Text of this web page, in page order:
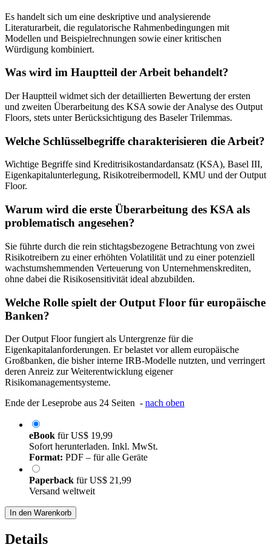
Es handelt sich um eine deskriptive und analysierende
Literaturarbeit, die regulatorische Rahmenbedingungen mit
Modellen und Beispielrechnungen sowie einer kritischen
Würdigung kombiniert.
Was wird im Hauptteil der Arbeit behandelt?
Der Hauptteil widmet sich der detaillierten Bewertung der ersten
und zweiten Überarbeitung des KSA sowie der Analyse des Output
Floors, stets unter Berücksichtigung des Baseler Trilemmas.
Welche Schlüsselbegriffe charakterisieren die Arbeit?
Wichtige Begriffe sind Kreditrisikostandardansatz (KSA), Basel III,
Eigenkapitalunterlegung, Risikotreibermodell, KMU und der Output
Floor.
Warum wird die erste Überarbeitung des KSA als
problematisch angesehen?
Sie führte durch die rein stichtagsbezogene Betrachtung von zwei
Risikotreibern zu einer erhöhten Volatilität und zu einer potenziell
wachstumshemmenden Verteuerung von Unternehmenskrediten,
ohne dabei die Risikosensitivität ideal abzubilden.
Welche Rolle spielt der Output Floor für europäische
Banken?
Der Output Floor fungiert als Untergrenze für die
Eigenkapitalanforderungen. Er belastet vor allem europäische
Großbanken, die bisher interne IRB-Modelle nutzten, und verringert
deren Anreiz zur Weiterentwicklung eigener
Risikomanagementsysteme.
Ende der Leseprobe aus 24 Seiten - nach oben
eBook fürUS$ 19,99
Sofort herunterladen. Inkl. MwSt.
Format: PDF – für alle Geräte
Paperback fürUS$ 21,99
Versand weltweit
In den Warenkorb
Details